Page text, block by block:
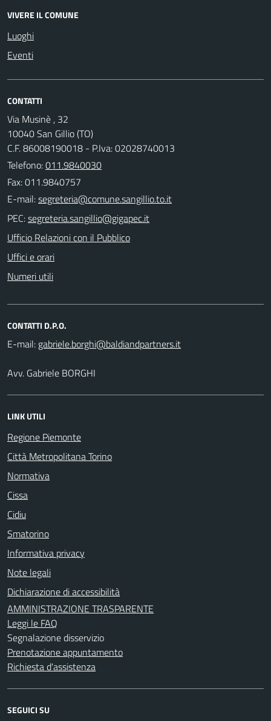
VIVERE IL COMUNE
Luoghi
Eventi
CONTATTI
Via Musinè , 32
10040 San Gillio (TO)
C.F. 86008190018 - P.Iva: 02028740013
Telefono:011.9840030
Fax: 011.9840757
E-mail:
PEC:
Ufficio Relazioni con il Pubblico
Uffici e orari
Numeri utili
CONTATTI D.P.O.
E-mail:
Avv. Gabriele BORGHI
LINK UTILI
Regione Piemonte
Città Metropolitana Torino
Normativa
Cissa
Cidiu
Smatorino
Informativa privacy
Note legali
Dichiarazione di accessibilità
AMMINISTRAZIONE TRASPARENTE
Leggi le FAQ
Segnalazione disservizio
Prenotazione appuntamento
Richiesta d'assistenza
SEGUICI SU